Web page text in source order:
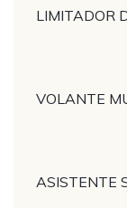
LIMITADOR
VOLANTE
ASISTENTE